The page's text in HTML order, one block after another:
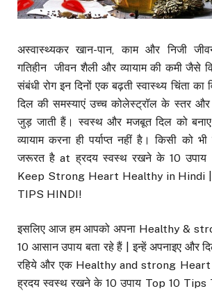
अस्वास्थ्यकर खान-पान, काम और निजी
गतिहीन जीवन शैली और व्यायाम की कमी जैसे
संबंधी रोग इन दिनों एक बढ़ती स्वास्थ्य चिंता का
दिल की समस्याएं उच्च कोलेस्ट्रॉल के स्तर
जुड़ जाती हैं। स्वस्थ और मजबूत दिल को
व्यायाम करना ही पर्याप्त नहीं है। किसी को
जरूरत है at ह्रदय स्वस्थ रखने के 10
Keep Strong Heart Healthy in Hindi |
TIPS HINDI!
इसलिए आज हम आपको अपना Healthy &
10 आसान उपाय बता रहे हैं | इन्हें अपनाइए और
रहिये और एक Healthy and strong Heart
ह्रदय स्वस्थ रखने के 10 उपाय Top 10